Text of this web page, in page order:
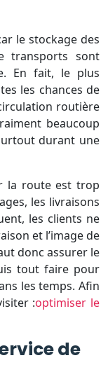
le stockage des
transports sont
En fait, le plus
les chances de
routière
beaucoup
durant une
la route est trop
les livraisons
les clients ne
et l’image de
donc assurer le
tout faire pour
les temps. Afin
:optimiser le
de